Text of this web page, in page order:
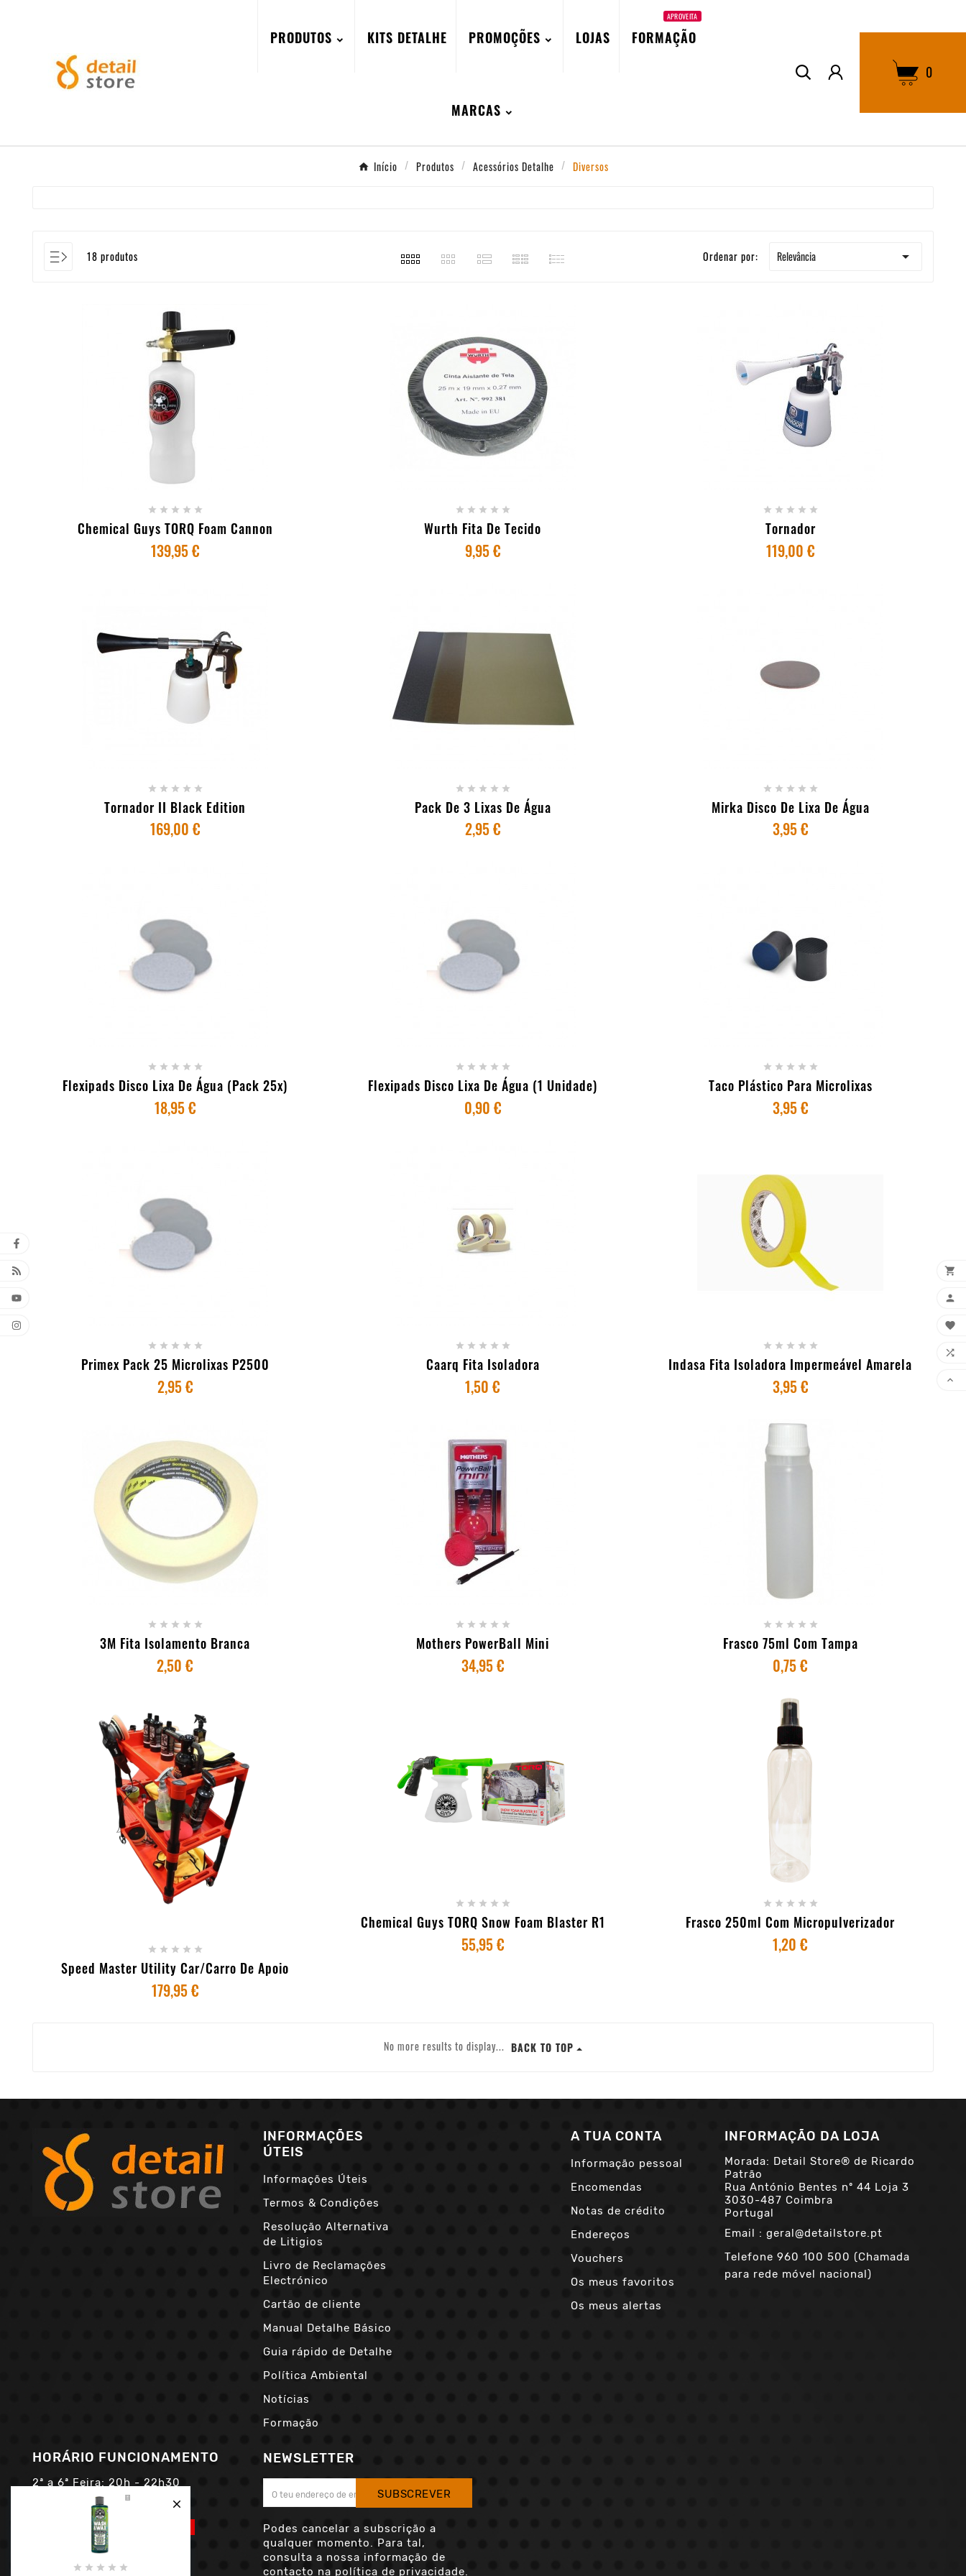

    
PRODUTOS KITS DETALHE PROMOÇÕES LOJAS FORMAÇÃO
APROVEITA
MARCAS
0
Início Produtos Acessórios Detalhe Diversos
18 produtos Ordenar por: Relevância 
+ ADICIONAR AO CARRINHO
    
Chemical Guys TORQ Foam Cannon
139,95 €
+ ADICIONAR AO CARRINHO
    
Wurth Fita De Tecido
9,95 €
    
Tornador
119,00 €
    
Tornador II Black Edition
169,00 €
    
Pack De 3 Lixas De Água
2,95 €
    
Mirka Disco De Lixa De Água
3,95 €
    
Flexipads Disco Lixa De Água (Pack 25x)
18,95 €
    
Flexipads Disco Lixa De Água (1 Unidade)
0,90 €
    
Taco Plástico Para Microlixas
3,95 €
    
Primex Pack 25 Microlixas P2500
2,95 €
    
Caarq Fita Isoladora
1,50 €
+ ADICIONAR AO CARRINHO
    
Indasa Fita Isoladora Impermeável Amarela
3,95 €
+ ADICIONAR AO CARRINHO
    
3M Fita Isolamento Branca
2,50 €
+ ADICIONAR AO CARRINHO
    
Mothers PowerBall Mini
34,95 €
    
Frasco 75ml Com Tampa
0,75 €
+ ADICIONAR AO CARRINHO
    
Speed Master Utility Car/Carro De Apoio
179,95 €
    
Chemical Guys TORQ Snow Foam Blaster R1
55,95 €
+ ADICIONAR AO CARRINHO
    
Frasco 250ml Com Micropulverizador
1,20 €
No more results to display... BACK TO TOP
INFORMAÇÕES
ÚTEIS
Informações Úteis
Termos & Condições
Resolução Alternativa
de Litigios
Livro de Reclamações
Electrónico
Cartão de cliente
Manual Detalhe Básico
Guia rápido de Detalhe
Política Ambiental
Notícias
Formação
A TUA CONTA
Informação pessoal
Encomendas
Notas de crédito
Endereços
Vouchers
Os meus favoritos
Os meus alertas
INFORMAÇÃO DA LOJA
Morada: Detail Store® de Ricardo
Patrão
Rua António Bentes nº 44 Loja 3
3030-487 Coimbra
Portugal
Email : geral@detailstore.pt
Telefone 960 100 500 (Chamada
para rede móvel nacional)
HORÁRIO FUNCIONAMENTO
2ª a 6ª Feira: 20h - 22h30
Sáb e Dom: 14h - 16h
MARCAR PRIMEIRO
NEWSLETTER
SUBSCREVER
Podes cancelar a subscrição a
qualquer momento. Para tal,
consulta a nossa informação de
contacto na política de privacidade.




